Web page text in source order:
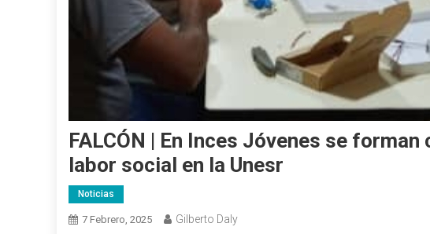
FALCÓN | En Inces Jóvenes se
labor social en la Unesr
Noticias
7 Febrero, 2025 Gilberto Daly